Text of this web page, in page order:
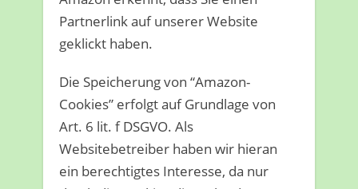
Partnerlink auf unserer Website
geklickt haben.
Die Speicherung von “Amazon-
Cookies” erfolgt auf Grundlage von
Art. 6 lit. f DSGVO. Als
Websitebetreiber haben wir hieran
ein berechtigtes Interesse, da nur